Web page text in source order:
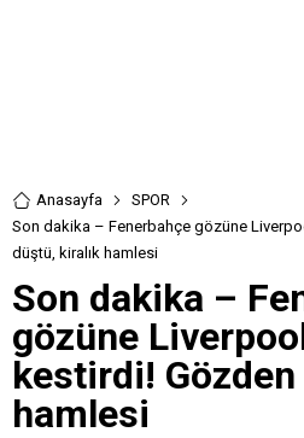
Anasayfa
SPOR
Son dakika – Fenerbahçe gözüne
düştü, kiralık hamlesi
Son dakika –
gözüne
kestirdi!
hamlesi